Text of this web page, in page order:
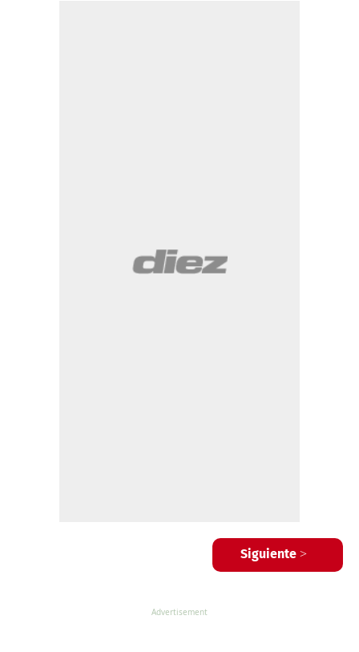
Siguiente >